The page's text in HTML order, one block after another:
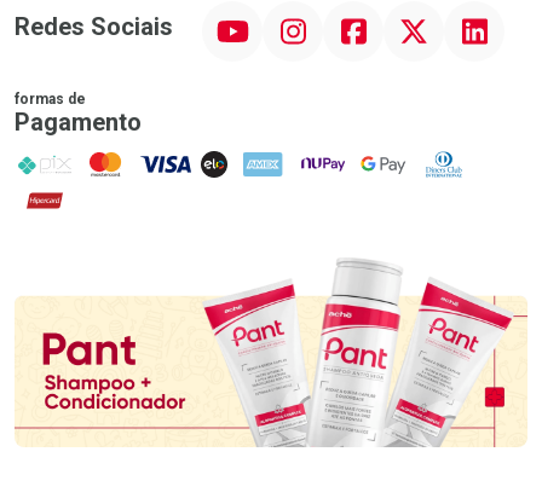
Redes Sociais InstagramFacebook Linkedin
formas de
Pagamento
PIX MasterCard
VISA ELO AMEX NuPay Google PayDiners Club
Hipercard
Promoção em Destaque